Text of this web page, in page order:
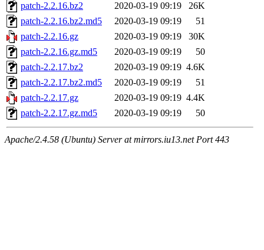
patch-2.2.16.bz2
2020-03-19 09:19
26K
patch-2.2.16.bz2.md5
2020-03-19 09:19
51
patch-2.2.16.gz
2020-03-19 09:19
30K
patch-2.2.16.gz.md5
2020-03-19 09:19
50
patch-2.2.17.bz2
2020-03-19 09:19 4.6K
patch-2.2.17.bz2.md5
2020-03-19 09:19
51
patch-2.2.17.gz
2020-03-19 09:19 4.4K
patch-2.2.17.gz.md5
2020-03-19 09:19 50
Apache/2.4.58 (Ubuntu) Server at mirrors.iu13.net Port 443